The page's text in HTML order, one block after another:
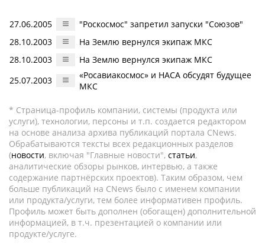
27.06.2005
"Роскосмос" запретил запуски "Союзов"
28.10.2003
На Землю вернулся экипаж МКС
28.10.2003
На Землю вернулся экипаж МКС
25.07.2003
«Росавиакосмос» и НАСА обсудят будущее
МКС
* Страница-профиль компании, системы (продукта или
услуги), технологии, персоны и т.п. создается редактором
на основе анализа архива публикаций портала CNews.
Обрабатываются тексты всех редакционных разделов
(новости, включая "Главные новости", статьи,
аналитические обзоры рынков, интервью, а также
содержание партнёрских проектов). Таким образом, чем
больше публикаций на CNews было с именем компании
или продукта/услуги, тем более информативен профиль.
Профиль может быть дополнен (обогащен) дополнительной
информацией, в т.ч. презентацией о компании или
продукте/услуге.